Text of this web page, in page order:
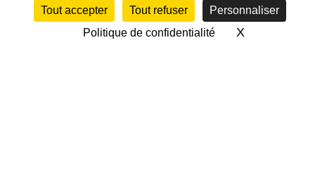
Tout accepter Tout refuser
Personnaliser
Politique de confidentialité
XMasquer le